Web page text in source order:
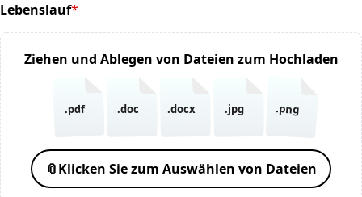
Lebenslauf*
(required)
Ziehen und Ablegen von Dateien zum Hochladen
.pdf .doc .docx .jpg .png
📎Klicken Sie zum Auswählen von Dateien